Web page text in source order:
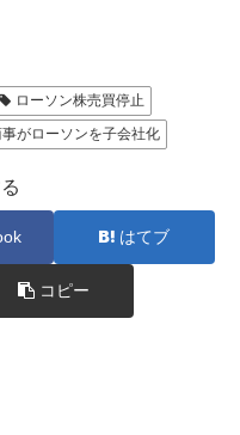
ローソン株売買停止
がローソンを子会社化
はてブ
コピー